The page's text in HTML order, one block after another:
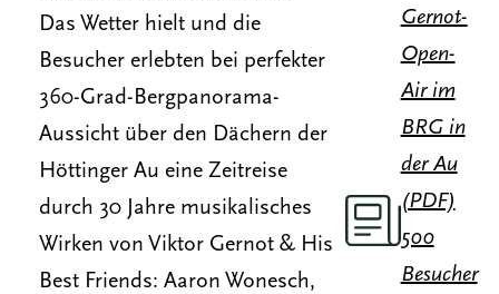
Das Wetter hielt und die
Besucher erlebten bei perfekter
360-Grad-Bergpanorama-
Aussicht über den Dächern der
Höttinger Au eine Zeitreise
durch 30 Jahre musikalisches
Wirken von Viktor Gernot & His
Best Friends: Aaron Wonesch,
Gernot-
Open-
Air im
BRG in
der Au
(PDF)
500
Besucher